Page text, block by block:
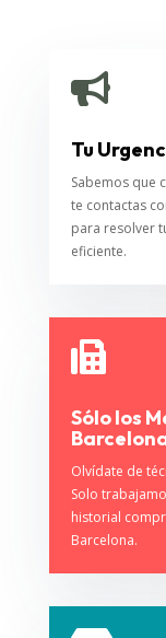

Tu
Sabemos que
te contactas
para resolver
eficiente.

Sólo los
Olvídate de
Solo
historial
Barcelona.